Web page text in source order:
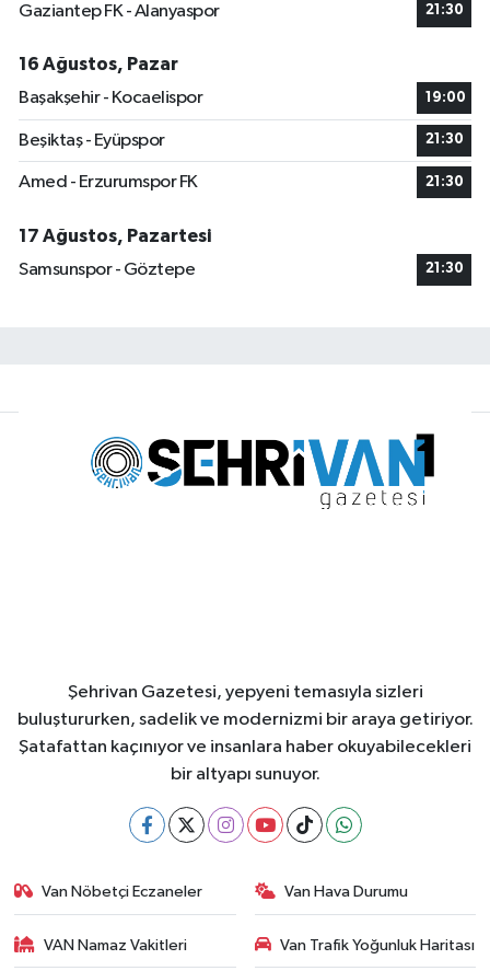
Gaziantep FK - Alanyaspor 21:30
16 Ağustos, Pazar
Başakşehir - Kocaelispor
19:00
Beşiktaş - Eyüpspor 21:30
Amed - Erzurumspor FK 21:30
17 Ağustos, Pazartesi
Samsunspor - Göztepe
21:30
Şehrivan Gazetesi, yepyeni temasıyla sizleri
buluştururken, sadelik ve modernizmi bir araya getiriyor.
Şatafattan kaçınıyor ve insanlara haber okuyabilecekleri
bir altyapı sunuyor.
Van Nöbetçi Eczaneler Van Hava Durumu
VAN Namaz Vakitleri Van Trafik Yoğunluk Haritası